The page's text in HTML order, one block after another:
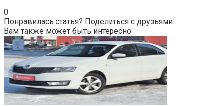
0
Понравилась статья? Поделиться с друзьями:
Вам также может быть интересно